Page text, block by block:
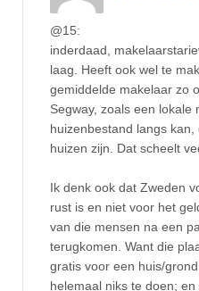
@15:
inderdaad,
laag. Heeft ook wel te
gemiddelde makelaar zo
Segway, zoals een lokale
huizenbestand langs
huizen zijn. Dat scheelt
Ik denk ook dat Zweden
rust is en niet voor het
van die mensen na een
terugkomen. Want die
gratis voor een huis/
helemaal niks te doen;